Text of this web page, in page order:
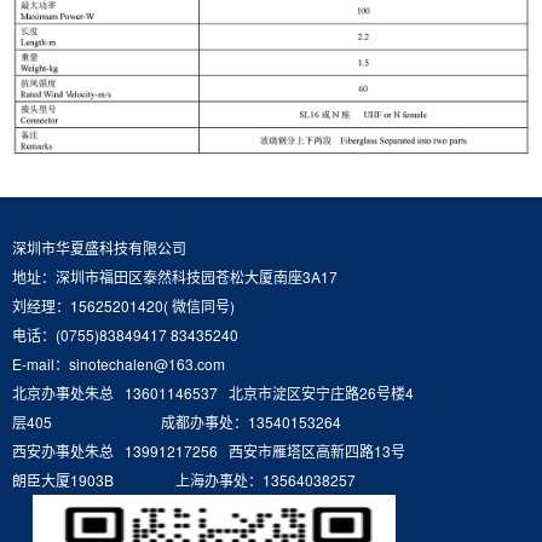
深圳市华夏盛科技有限公司
地址：深圳市福田区泰然科技园苍松大厦南座3A17
刘经理：15625201420( 微信同号)
电话：(0755)83849417 83435240
E-mail：sinotechalen@163.com
北京办事处朱总 13601146537 北京市淀区安宁庄路26号楼4
层405 成都办事处：13540153264
西安办事处朱总 13991217256 西安市雁塔区高新四路13号
朗臣大厦1903B 上海办事处：13564038257